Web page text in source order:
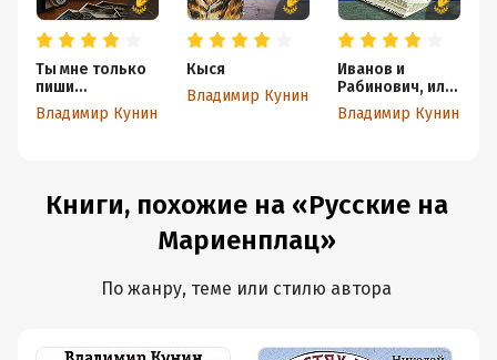
Ты мне только
пиши…
Владимир Кунин
Кыся
Владимир Кунин
Иванов и
Рабинович, или
«Ай гоу ту
Хайфа!»
Владимир Кунин
Книги, похожие на «Русские на
Мариенплац»
По жанру, теме или стилю автора